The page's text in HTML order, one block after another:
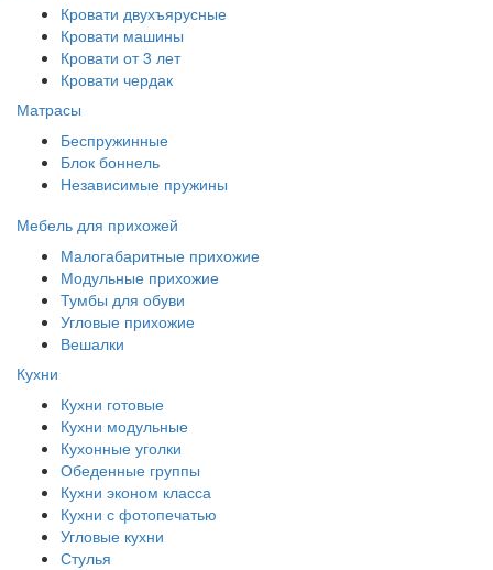
Кровати двухъярусные
Кровати машины
Кровати от 3 лет
Кровати чердак
Матрасы
Беспружинные
Блок боннель
Независимые пружины
Мебель для прихожей
Малогабаритные прихожие
Модульные прихожие
Тумбы для обуви
Угловые прихожие
Вешалки
Кухни
Кухни готовые
Кухни модульные
Кухонные уголки
Обеденные группы
Кухни эконом класса
Кухни с фотопечатью
Угловые кухни
Стулья